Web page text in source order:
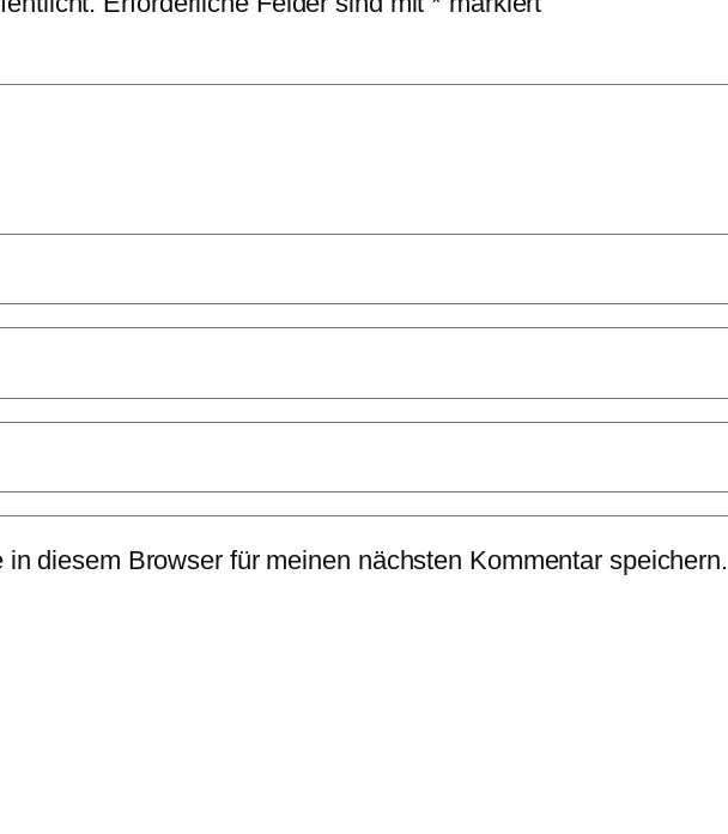
diesem Browser für meinen nächsten Kommentar speichern.